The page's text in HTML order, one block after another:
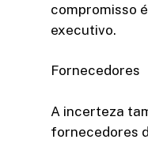
compromisso
executivo.
Fornecedores
A incerteza
fornecedores